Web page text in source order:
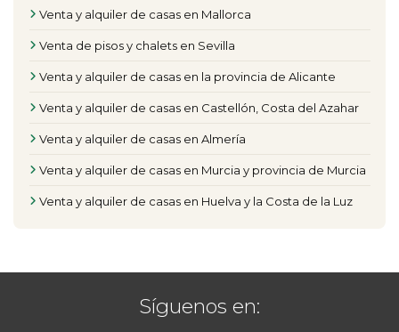
Venta y alquiler de casas en Mallorca
Venta de pisos y chalets en Sevilla
Venta y alquiler de casas en la provincia de Alicante
Venta y alquiler de casas en Castellón, Costa del Azahar
Venta y alquiler de casas en Almería
Venta y alquiler de casas en Murcia y provincia de Murcia
Venta y alquiler de casas en Huelva y la Costa de la Luz
Síguenos en: